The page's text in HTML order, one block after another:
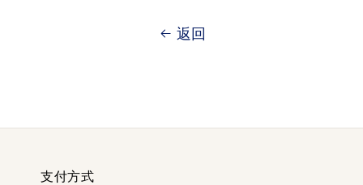
返回
支付方式